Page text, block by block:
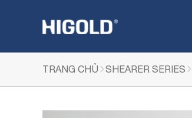
dung
TRANG CHỦ SHEARER SERIES